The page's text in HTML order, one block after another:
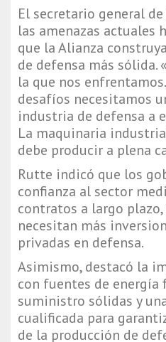
El secretario general
las amenazas actuales
que la Alianza
de defensa más sólida.
la que nos
desafíos necesitamos
industria de defensa a
La maquinaria
debe producir a plena
Rutte indicó que los
confianza al sector
contratos a largo plazo,
necesitan más
privadas en defensa.
Asimismo, destacó la
con fuentes de energía
suministro sólidas y
cualificada para
de la producción de